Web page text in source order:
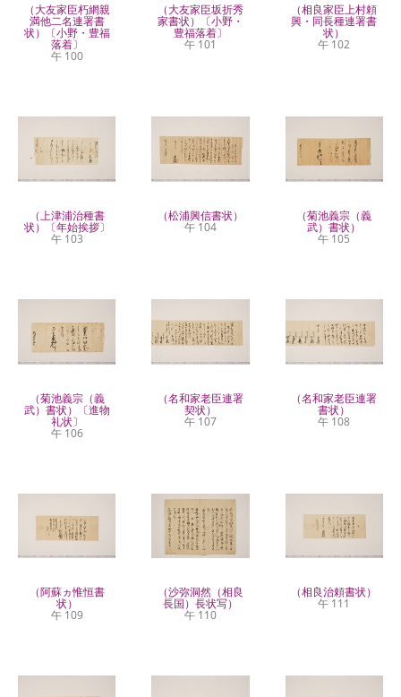
（大友家臣朽網親
満他二名連署書
状）〔小野・豊福
落着〕
午 100
（大友家臣坂折秀
家書状）〔小野・
豊福落着〕
午 101
（相良家臣上村頼
興・同長種連署書
状）
午 102
（上津浦治種書
状）〔年始挨拶〕
午 103
（松浦興信書状）
午 104
（菊池義宗（義
武）書状）
午 105
（菊池義宗（義
武）書状）〔進物
礼状〕
午 106
（名和家老臣連署
契状）
午 107
（名和家老臣連署
書状）
午 108
（阿蘇ヵ惟恒書
状）
午 109
（沙弥洞然（相良
長国）長状写）
午 110
（相良治頼書状）
午 111